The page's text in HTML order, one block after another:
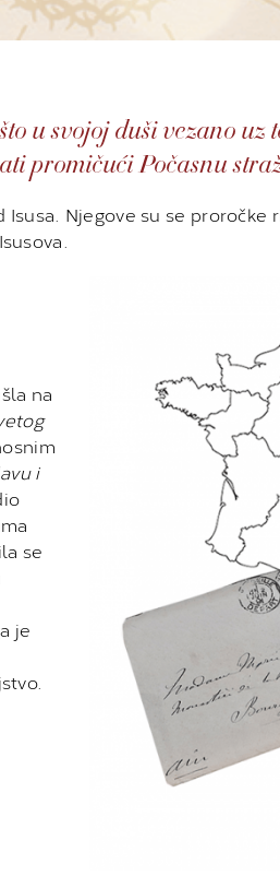
u svojoj duši vezano
promičući Počasnu
Njegove su se
na
i
se
je